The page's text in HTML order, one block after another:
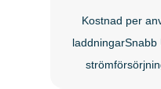
Kostnad per
laddningarSnabb